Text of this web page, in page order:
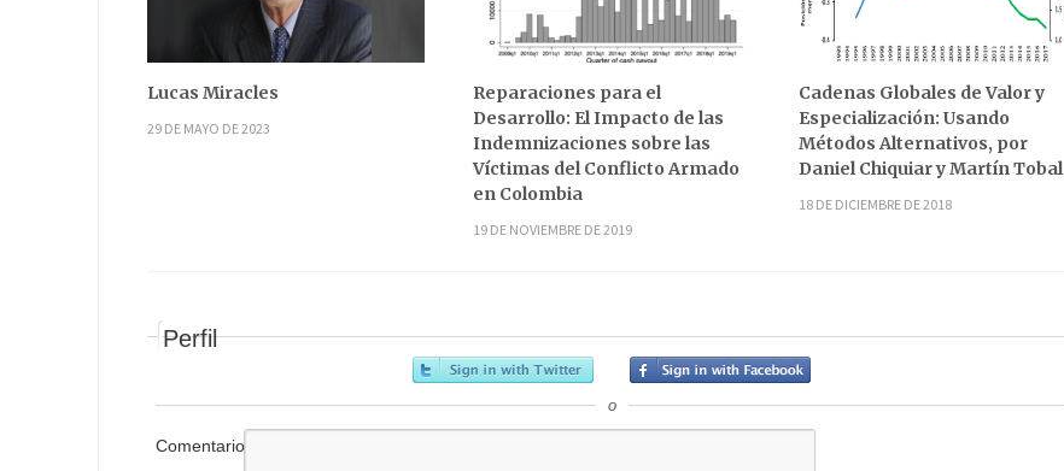
Lucas Miracles
29 DE MAYO DE 2023
Reparaciones para el
Desarrollo: El Impacto de las
Indemnizaciones sobre las
Víctimas del Conflicto Armado
en Colombia
19 DE NOVIEMBRE DE 2019
Cadenas Globales de Valor y
Especialización: Usando
Métodos Alternativos, por
Daniel Chiquiar y Martín Tobal
18 DE DICIEMBRE DE 2018
Perfil
o
Comentario